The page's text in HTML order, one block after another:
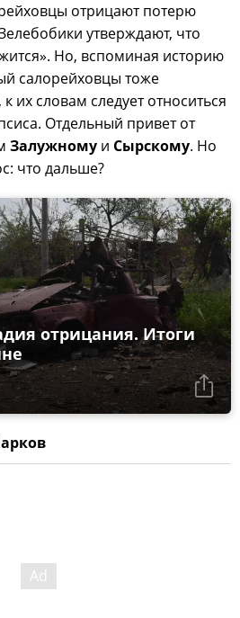
отрицают потерю
утверждают, что
Но, вспоминая историю
салорейховцы тоже
их словам следует относиться
Отдельный привет от
Залужному и Сырскому. Но
что дальше?
отрицания. Итоги